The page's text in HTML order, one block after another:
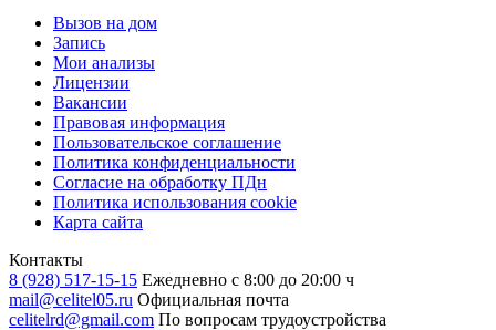
Вызов на дом
Запись
Мои анализы
Лицензии
Вакансии
Правовая информация
Пользовательское соглашение
Политика конфиденциальности
Согласие на обработку ПДн
Политика использования cookie
Карта сайта
Контакты
8 (928) 517-15-15 Ежедневно с 8:00 до 20:00 ч
mail@celitel05.ru Официальная почта
celitelrd@gmail.com По вопросам трудоустройства